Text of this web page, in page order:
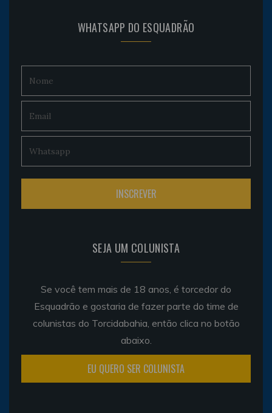
WHATSAPP DO ESQUADRÃO
SEJA UM COLUNISTA
Se você tem mais de 18 anos, é torcedor do
Esquadrão e gostaria de fazer parte do time de
colunistas do Torcidabahia, então clica no botão
abaixo.
EU QUERO SER COLUNISTA